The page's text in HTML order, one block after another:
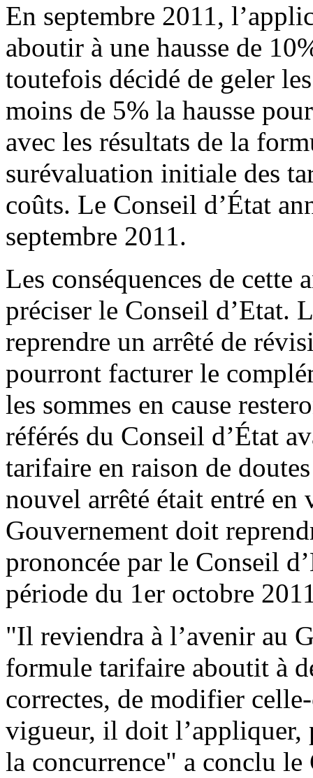
En septembre 2011,
aboutir à une hausse de
toutefois décidé de geler
moins de 5% la hausse
avec les résultats de la
surévaluation initiale des
coûts. Le Conseil d’État
septembre 2011.
Les conséquences de
préciser le Conseil d’Etat.
reprendre un arrêté de
pourront facturer le
les sommes en cause
référés du Conseil d’État
tarifaire en raison de
nouvel arrêté était entré en
Gouvernement doit
prononcée par le Conseil
période du 1er octobre
"Il reviendra à l’avenir au
formule tarifaire aboutit à
correctes, de modifier
vigueur, il doit l’appliquer,
la concurrence" a conclu le